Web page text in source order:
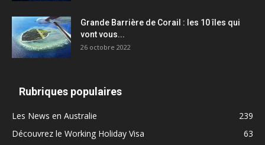
Grande Barrière de Corail : les 10 îles qui
vont vous...
26 octobre 2022
Rubriques populaires
Les News en Australie
239
Découvrez le Working Holiday Visa
63